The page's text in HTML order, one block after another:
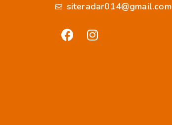
siteradar014@gmail.com